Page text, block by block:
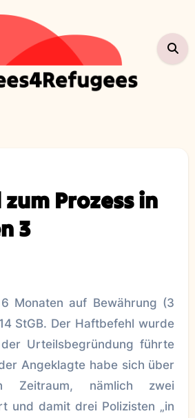
Prozess in
3
StGB. Der Haftbefehl wurde
Urteilsbegründung führte
Angeklagte habe sich über
Zeitraum, nämlich zwei
und damit drei Polizisten „in